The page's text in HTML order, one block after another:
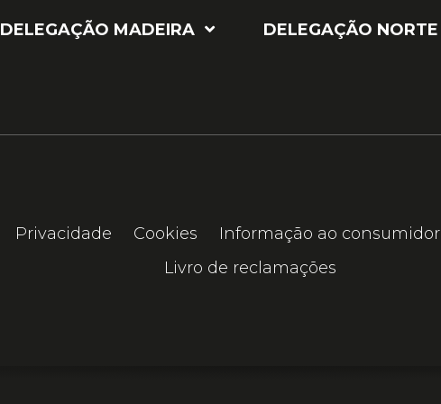
DELEGAÇÃO MADEIRA DELEGAÇÃO NORTE
Privacidade Cookies Informação ao consumidor
Livro de reclamações